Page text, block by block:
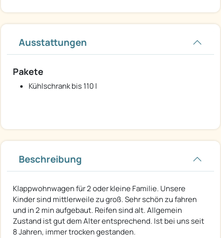
Ausstattungen
Pakete
Kühlschrank bis 110 l
Beschreibung
Klappwohnwagen für 2 oder kleine Familie. Unsere
Kinder sind mittlerweile zu groß. Sehr schön zu fahren
und in 2 min aufgebaut. Reifen sind alt. Allgemein
Zustand ist gut dem Alter entsprechend. Ist bei uns seit
8 Jahren, immer trocken gestanden.